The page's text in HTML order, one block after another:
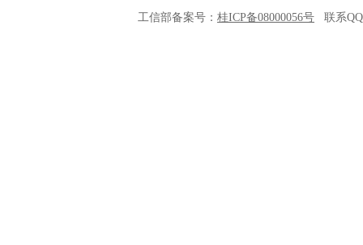
工信部备案号： 桂ICP备08000056号 联系